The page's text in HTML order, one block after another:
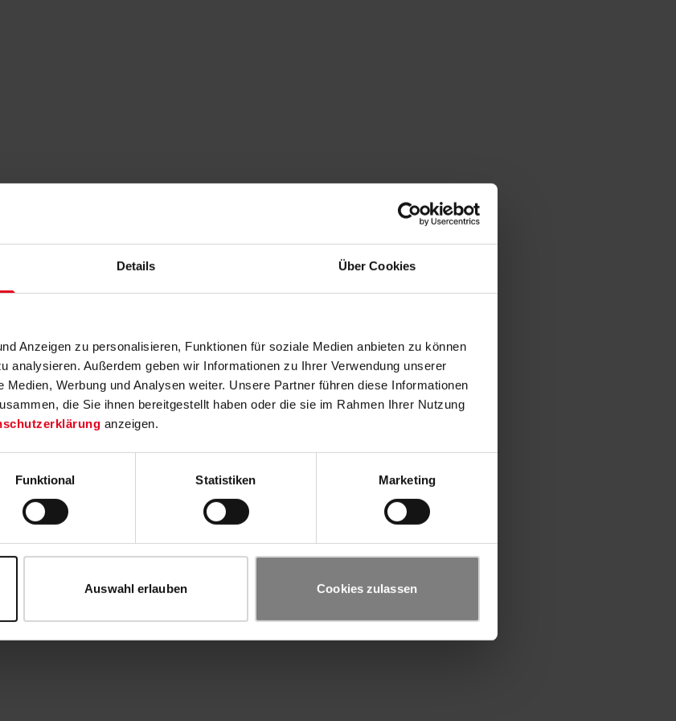
Details Über Cookies
Anzeigen zu personalisieren, Funktionen für soziale Medien anbieten zu können
analysieren. Außerdem geben wir Informationen zu Ihrer Verwendung unserer
Werbung und Analysen weiter. Unsere Partner führen diese Informationen
die Sie ihnen bereitgestellt haben oder die sie im Rahmen Ihrer Nutzung
anzeigen.
Funktional Statistiken Marketing
Auswahl erlauben Cookies zulassen